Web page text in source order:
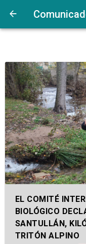
EL COMITÉ
BIOLÓGICO
SANTULLÁN,
TRITÓN ALPINO